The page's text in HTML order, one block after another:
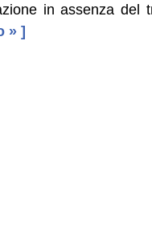
in assenza del
» ]